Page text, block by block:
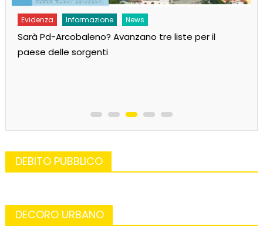
Evidenza Informazione News
Sarà Pd-Arcobaleno? Avanzano tre liste per il
paese delle sorgenti
DEBITO PUBBLICO
DECORO URBANO